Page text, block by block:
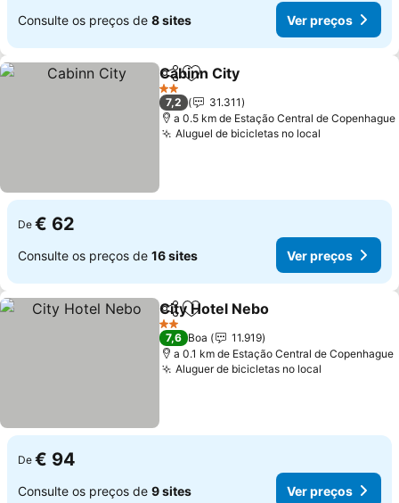
Consulte os preços de 8 sites Ver preços
PartilharAdicionar aos favoritos
Cabinn City
2 Estrelas
7,2
31.311
a 0.5 km de Estação Central de Copenhague
Aluguel de bicicletas no local
De € 62
Consulte os preços de 16 sites Ver preços
PartilharAdicionar aos favoritos
City Hotel Nebo
2 Estrelas
7,6 Boa
11.919
a 0.1 km de Estação Central de Copenhague
Aluguer de bicicletas no local
De € 94
Consulte os preços de 9 sites Ver preços